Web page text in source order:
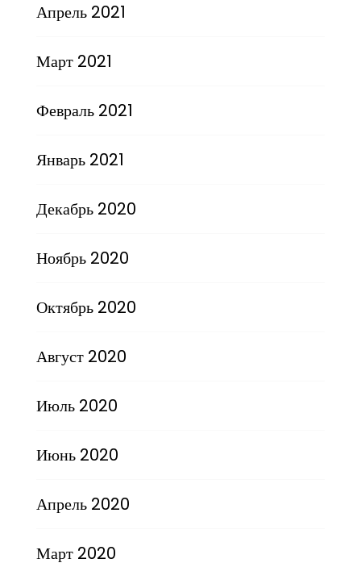
Апрель 2021
Март 2021
Февраль 2021
Январь 2021
Декабрь 2020
Ноябрь 2020
Октябрь 2020
Август 2020
Июль 2020
Июнь 2020
Апрель 2020
Март 2020